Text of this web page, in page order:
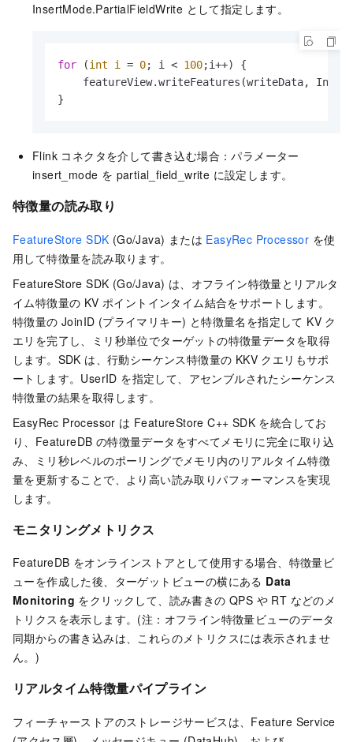
InsertMode.PartialFieldWrite として指定します。
for (int i = 0; i < 100;i++) {
featureView.writeFeatures(writeData,
}
Flink コネクタを介して書き込む場合：パラメーター
insert_mode を partial_field_write に設定します。
特徴量の読み取り
FeatureStore SDK (Go/Java) または EasyRec Processor を使
用して特徴量を読み取ります。
FeatureStore SDK (Go/Java) は、オフライン特徴量とリアルタ
イム特徴量の KV ポイントインタイム結合をサポートします。
特徴量の JoinID (プライマリキー) と特徴量名を指定して KV ク
エリを完了し、ミリ秒単位でターゲットの特徴量データを取得
します。SDK は、行動シーケンス特徴量の KKV クエリもサポ
ートします。UserID を指定して、アセンブルされたシーケンス
特徴量の結果を取得します。
EasyRec Processor は FeatureStore C++ SDK を統合してお
り、FeatureDB の特徴量データをすべてメモリに完全に取り込
み、ミリ秒レベルのポーリングでメモリ内のリアルタイム特徴
量を更新することで、より高い読み取りパフォーマンスを実現
します。
モニタリングメトリクス
FeatureDB をオンラインストアとして使用する場合、特徴量ビ
ューを作成した後、ターゲットビューの横にある Data
Monitoring をクリックして、読み書きの QPS や RT などのメ
トリクスを表示します。(注：オフライン特徴量ビューのデータ
同期からの書き込みは、これらのメトリクスには表示されませ
ん。)
リアルタイム特徴量パイプライン
フィーチャーストアのストレージサービスは、Feature Service